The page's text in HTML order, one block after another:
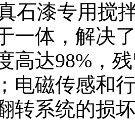
石漆专用搅
一体，解决
高达98%，
电磁传感和
转系统的损